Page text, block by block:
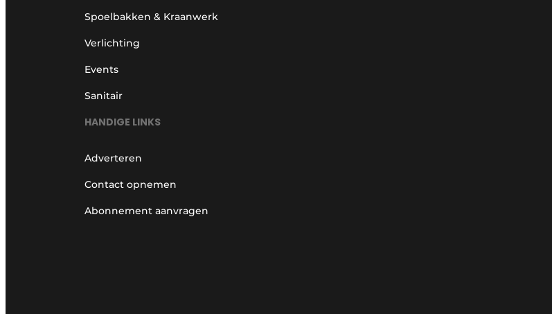
Spoelbakken & Kraanwerk
Verlichting
Events
Sanitair
HANDIGE LINKS
Adverteren
Contact opnemen
Abonnement aanvragen